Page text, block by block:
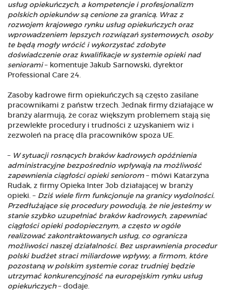
usług opiekuńczych, a kompetencje i profesjonalizm
polskich opiekunów są cenione za granicą. Wraz z
rozwojem krajowego rynku usług opiekuńczych oraz
wprowadzeniem lepszych rozwiązań systemowych, osoby
te będą mogły wrócić i wykorzystać zdobyte
doświadczenie oraz kwalifikacje w systemie opieki nad
seniorami– komentuje Jakub Sarnowski, dyrektor
Professional Care 24.
Zasoby kadrowe firm opiekuńczych są często zasilane
pracownikami z państw trzech. Jednak firmy działające w
branży alarmują, że coraz większym problemem stają się
przewlekłe procedury i trudności z uzyskaniem wiz i
zezwoleń na pracę dla pracowników spoza UE.
– W sytuacji rosnących braków kadrowych opóźnienia
administracyjne bezpośrednio wpływają na możliwość
zapewnienia ciągłości opieki seniorom – mówi Katarzyna
Rudak, z firmy Opieka Inter Job działającej w branży
opieki. – Dziś wiele firm funkcjonuje na granicy wydolności.
Przedłużające się procedury powodują, że nie jesteśmy w
stanie szybko uzupełniać braków kadrowych, zapewniać
ciągłości opieki podopiecznym, a często w ogóle
realizować zakontraktowanych usług, co ogranicza
możliwości naszej działalności. Bez usprawnienia procedur
polski budżet straci miliardowe wpływy, a firmom, które
pozostaną w polskim systemie coraz trudniej będzie
utrzymać konkurencyjność na europejskim rynku usług
opiekuńczych– dodaje.